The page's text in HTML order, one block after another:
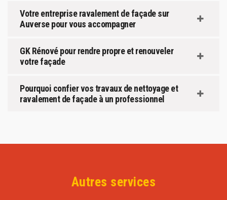
Votre entreprise ravalement de façade sur
Auverse pour vous accompagner
GK Rénové pour rendre propre et renouveler
votre façade
Pourquoi confier vos travaux de nettoyage et
ravalement de façade à un professionnel
Autres services